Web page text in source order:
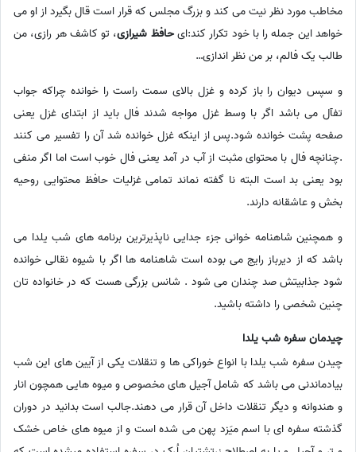
مخاطب مورد نظر نیت می کند و بزرگ مجلس که قرار است قال بگیرد از او می
خواهد این جمله را با خود تکرار کند:ایحافظ شیرازی، تو کاشف هر رازی، من
طالب یک فالم، بر من نظر اندازی…
و سپس دیوان را باز کرده و غزل بالای سمت راست را خوانده چراکه جواب
تفآل می باشد اگر با وسط غزل مواجه شدند فال باید از ابتدای غزل یعنی
صفحه پشت خوانده شود.پس از اینکه غزل خوانده شد آن را تفسیر می کنند
.چنانچه فال با محتوای مثبت از آب در آمد یعنی فال خوب است اما اگر منفی
بود یعنی بد است البته نا گفته نماند تمامی غزلیات حافظ محتوایی روحیه
بخش و عاشقانه دارند.
و همچنین شاهنامه خوانی جزء جدایی ناپذیرترین برنامه های شب یلدا می
باشد که از دیرباز رایج می بوده است شاهنامه ها اگر با شیوه نقالی خوانده
شود جذابیتش صد چندان می شود . شانس بزرگی هست که در خانواده تان
چنین شخصی را داشته باشید.
چیدمان سفره شب یلدا
چیدن سفره شب یلدا با انواع خوراکی ها و تنقلات یکی از آیین های این شب
بیادماندنی می باشد که شامل آجیل های مخصوص و میوه هایی همچون انار
و هندوانه و دیگر تنقلات داخل آن قرار می دهند.جالب است بدانید در دوران
گذشته سفره ای با اسم میَزد پهن می شده است و از میوه های خاص خشک